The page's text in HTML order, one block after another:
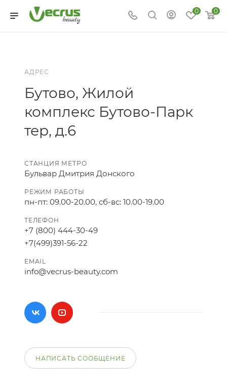
0 0
АДРЕС
Бутово, Жилой
комплекс Бутово-Парк
тер, д.6
СТАНЦИЯ МЕТРО
Бульвар Дмитрия Донского
РЕЖИМ РАБОТЫ
пн-пт: 09.00-20.00, сб-вс: 10.00-19.00
ТЕЛЕФОН
+7 (800) 444-30-49
+7(499)391-56-22
EMAIL
info@vecrus-beauty.com
НАПИСАТЬ СООБЩЕНИЕ